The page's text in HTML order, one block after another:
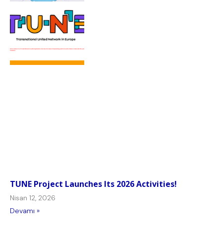
TUNE Project Launches Its 2026 Activities!
Nisan 12, 2026
Devamı »